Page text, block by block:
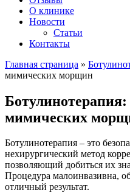
О клинике
Новости
Статьи
Контакты
Главная страница »
мимических морщин
мимических
Ботулинотерапия – это
нехирургический метод
позволяющий добиться их
Процедура малоинвазивна,
отличный результат.